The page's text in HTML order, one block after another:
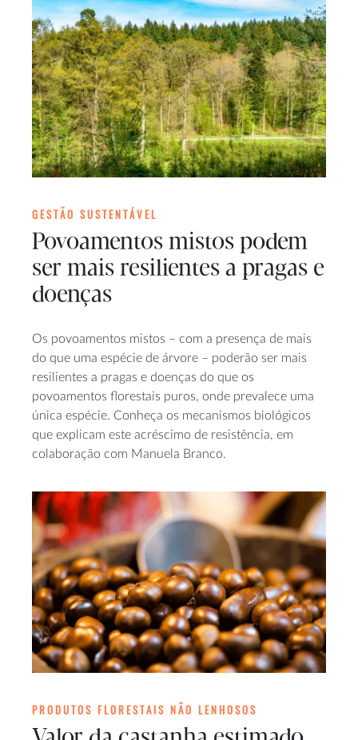
GESTÃO SUSTENTÁVEL
Povoamentos mistos podem
ser mais resilientes a pragas e
doenças
Os povoamentos mistos – com a presença de mais
do que uma espécie de árvore – poderão ser mais
resilientes a pragas e doenças do que os
povoamentos florestais puros, onde prevalece uma
única espécie. Conheça os mecanismos biológicos
que explicam este acréscimo de resistência, em
colaboração com Manuela Branco.
PRODUTOS FLORESTAIS NÃO LENHOSOS